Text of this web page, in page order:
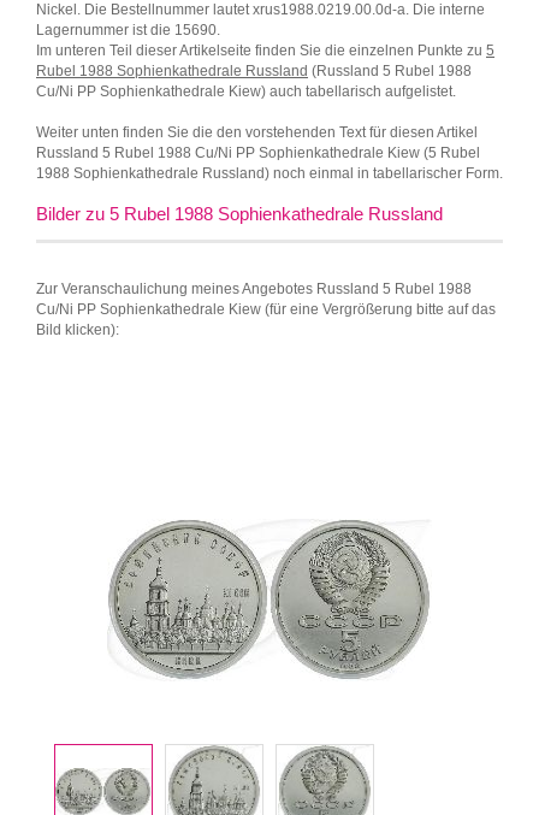
Nickel. Die Bestellnummer lautet xrus1988.0219.00.0d-a. Die interne
Lagernummer ist die 15690.
Im unteren Teil dieser Artikelseite finden Sie die einzelnen Punkte zu 5
Rubel 1988 Sophienkathedrale Russland (Russland 5 Rubel 1988
Cu/Ni PP Sophienkathedrale Kiew) auch tabellarisch aufgelistet.
Weiter unten finden Sie die den vorstehenden Text für diesen Artikel
Russland 5 Rubel 1988 Cu/Ni PP Sophienkathedrale Kiew (5 Rubel
1988 Sophienkathedrale Russland) noch einmal in tabellarischer Form.
Bilder zu 5 Rubel 1988 Sophienkathedrale Russland
Zur Veranschaulichung meines Angebotes Russland 5 Rubel 1988
Cu/Ni PP Sophienkathedrale Kiew (für eine Vergrößerung bitte auf das
Bild klicken):